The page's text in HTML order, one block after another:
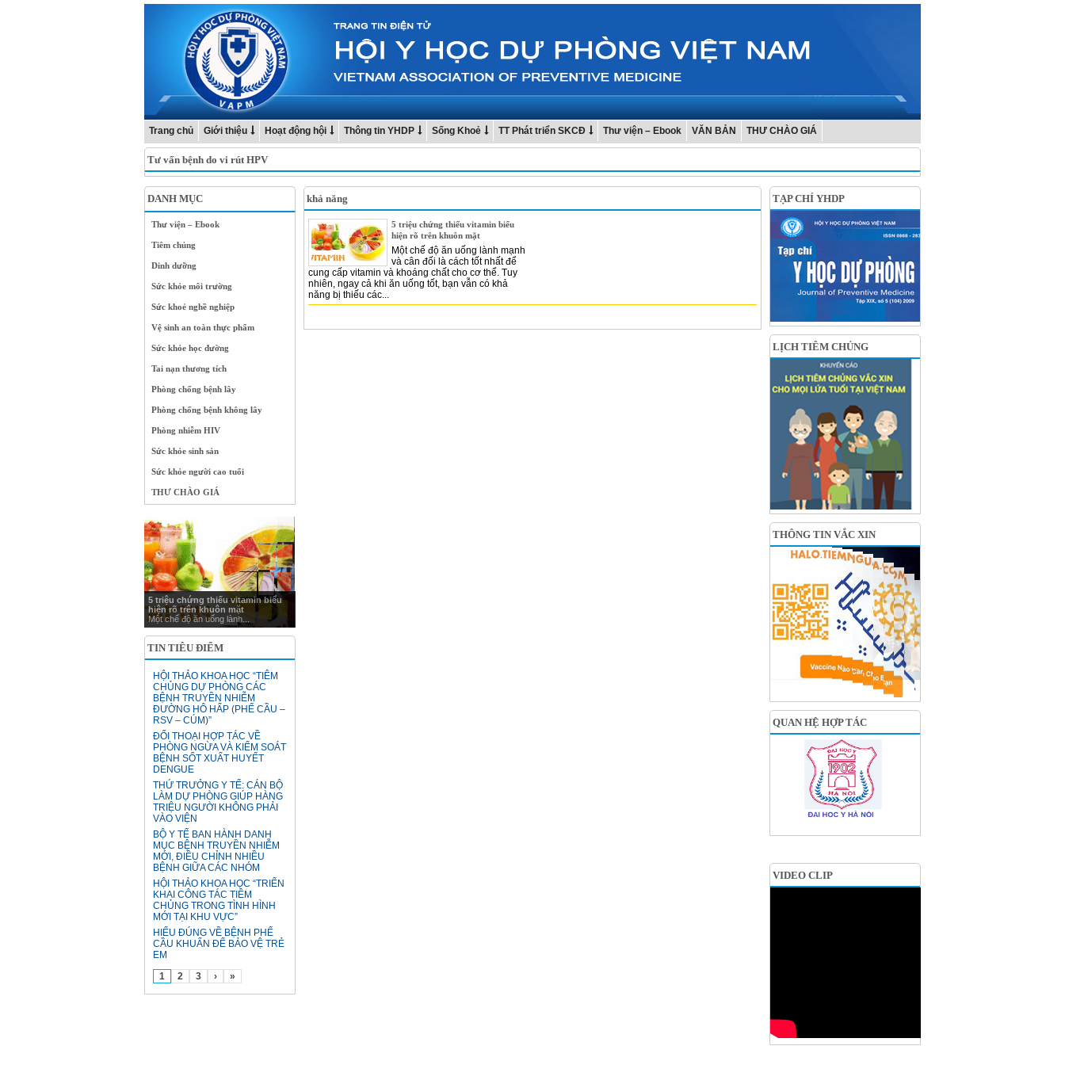
Trang chủ Giới thiệu Hoạt động hội Thông tin YHDP Sống Khoẻ TT Phát triển SKCĐ Thư viện – Ebook VĂN BẢN THƯ CHÀO GIÁ
Tư vấn bệnh do vi rút HPV
DANH MỤC
Thư viện – Ebook
Tiêm chủng
Dinh dưỡng
Sức khỏe môi trường
Sức khoẻ nghề nghiệp
Vệ sinh an toàn thực phẩm
Sức khỏe học đường
Tai nạn thương tích
Phòng chống bệnh lây
Phòng chống bệnh không lây
Phòng nhiễm HIV
Sức khỏe sinh sản
Sức khỏe người cao tuổi
THƯ CHÀO GIÁ
5 triệu chứng thiếu vitamin biểu
hiện rõ trên khuôn mặt
Một chế độ ăn uống lành...
TIN TIÊU ĐIỂM
HỘI THẢO KHOA HỌC “TIÊM
CHỦNG DỰ PHÒNG CÁC
BỆNH TRUYỀN NHIỄM
ĐƯỜNG HÔ HẤP (PHẾ CẦU –
RSV – CÚM)”
ĐỐI THOẠI HỢP TÁC VỀ
PHÒNG NGỪA VÀ KIỂM SOÁT
BỆNH SỐT XUẤT HUYẾT
DENGUE
THỨ TRƯỞNG Y TẾ: CÁN BỘ
LÀM DỰ PHÒNG GIÚP HÀNG
TRIỆU NGƯỜI KHÔNG PHẢI
VÀO VIỆN
BỘ Y TẾ BAN HÀNH DANH
MỤC BỆNH TRUYỀN NHIỄM
MỚI, ĐIỀU CHỈNH NHIỀU
BỆNH GIỮA CÁC NHÓM
HỘI THẢO KHOA HỌC “TRIỂN
KHAI CÔNG TÁC TIÊM
CHỦNG TRONG TÌNH HÌNH
MỚI TẠI KHU VỰC”
HIỂU ĐÚNG VỀ BỆNH PHẾ
CẦU KHUẨN ĐỂ BẢO VỆ TRẺ
EM
1
2 3 › »
khả năng
5 triệu chứng thiếu vitamin biểu
hiện rõ trên khuôn mặt
Một chế độ ăn uống lành mạnh
và cân đối là cách tốt nhất để
cung cấp vitamin và khoáng chất cho cơ thể. Tuy
nhiên, ngay cả khi ăn uống tốt, bạn vẫn có khả
năng bị thiếu các...
TẠP CHÍ YHDP
LỊCH TIÊM CHỦNG
THÔNG TIN VẮC XIN
QUAN HỆ HỢP TÁC
VIDEO CLIP